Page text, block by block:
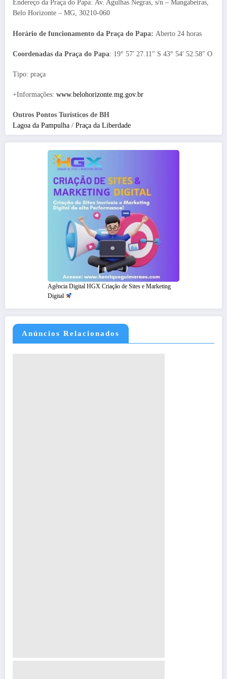
Endereço da Praça do Papa: Av. Agulhas Negras, s/n – Mangabeiras,
Belo Horizonte – MG, 30210-060
Horário de funcionamento da Praça do Papa: Aberto 24 horas
Coordenadas da Praça do Papa: 19° 57′ 27.11″ S 43° 54′ 52.58″ O
Tipo: praça
+Informações: www.belohorizonte.mg.gov.br
Outros Pontos Turísticos de BH
Lagoa da Pampulha / Praça da Liberdade
Agência Digital HGX Criação de Sites e Marketing
Digital
Anúncios Relacionados